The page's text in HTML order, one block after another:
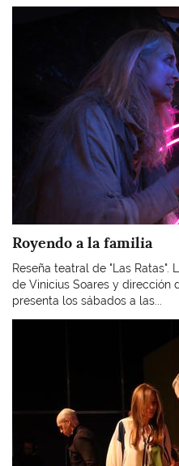
Royendo a la familia
Reseña teatral de "Las
de Vinicius Soares y dirección
presenta los sábados a las...